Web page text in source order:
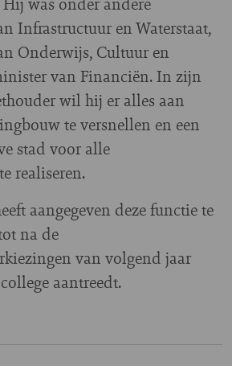
Infrastructuur en Waterstaat,
Onderwijs, Cultuur en
van Financiën. In zijn
wil hij er alles aan
te versnellen en een
stad voor alle
realiseren.
aangegeven deze functie te
na de
van volgend jaar
aantreedt.